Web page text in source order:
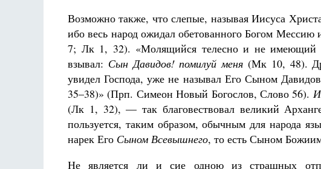
Возможно также, что слепые, называя Иисуса
ибо весь народ ожидал обетованного Богом
7; Лк 1, 32). «Молящийся телесно и не имеющий
взывал: Сын Давидов! помилуй меня (Мк 10, 48).
увидел Господа, уже не называл Его Сыном
35–38)» (Прп. Симеон Новый Богослов, Слово 56).
(Лк 1, 32), — так благовествовал великий
пользуется, таким образом, обычным для народа
нарек Его Сыном Всевышнего, то есть Сыном
Не является ли и сие одною из страшных